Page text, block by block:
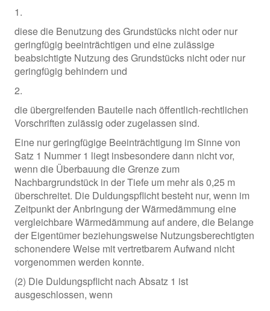
1.
diese die Benutzung des Grundstücks nicht oder nur
geringfügig beeinträchtigen und eine zulässige
beabsichtigte Nutzung des Grundstücks nicht oder nur
geringfügig behindern und
2.
die übergreifenden Bauteile nach öffentlich-rechtlichen
Vorschriften zulässig oder zugelassen sind.
Eine nur geringfügige Beeinträchtigung im Sinne von
Satz 1 Nummer 1 liegt insbesondere dann nicht vor,
wenn die Überbauung die Grenze zum
Nachbargrundstück in der Tiefe um mehr als 0,25 m
überschreitet. Die Duldungspflicht besteht nur, wenn im
Zeitpunkt der Anbringung der Wärmedämmung eine
vergleichbare Wärmedämmung auf andere, die Belange
der Eigentümer beziehungsweise Nutzungsberechtigten
schonendere Weise mit vertretbarem Aufwand nicht
vorgenommen werden konnte.
(2) Die Duldungspflicht nach Absatz 1 ist
ausgeschlossen, wenn